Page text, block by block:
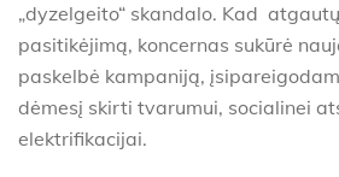
„dyzelgeito“ skandalo. Kad
pasitikėjimą, koncernas sukūrė
paskelbė kampaniją,
dėmesį skirti tvarumui, socialinei
elektrifikacijai.